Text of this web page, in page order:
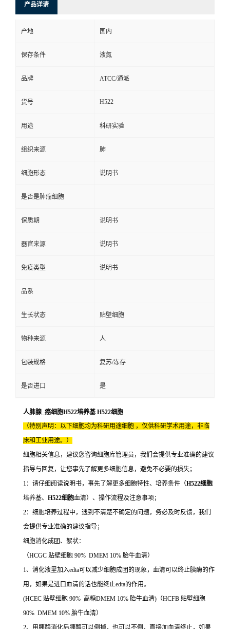
产品详请
产地 国内
保存条件 液氮
品牌 ATCC/通派
货号 H522
用途 科研实验
组织来源 肺
细胞形态 说明书
是否是肿瘤细胞
保质期 说明书
器官来源 说明书
免疫类型 说明书
品系
生长状态 贴壁细胞
物种来源 人
包装规格 复苏/冻存
是否进口 是
人肺腺_癌细胞H522培养基 H522细胞
（特别声明：以下细胞均为科研用途细胞 ，仅供科研学术用途，非临
床和工业用途。）
细胞相关信息，建议您咨询细胞库管理员，我们会提供专业准确的建议
指导与回复，让您事先了解更多细胞信息，避免不必要的损失；
1：请仔细阅读说明书，事先了解更多细胞特性、培养条件（H522细胞
培养基、 H522细胞血清）、操作流程及注意事项；
2：细胞培养过程中，遇到不清楚不确定的问题，务必及时反馈，我们
会提供专业准确的建议指导；
细胞消化成团、絮状：
（HCGC 贴壁细胞 90% DMEM 10% 胎牛血清）
1、消化液里加入edta可以减少细胞成团的现象，血清可以终止胰酶的作
用，如果是进口血清的话也能终止edta的作用。
(HCEC 贴壁细胞 90% 高糖DMEM 10% 胎牛血清)（HCFB 贴壁细胞
90% DMEM 10% 胎牛血清）
2、用胰酶消化后胰酶可以倒掉，也可以不倒，直接加血清终止，如果